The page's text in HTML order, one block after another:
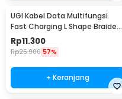
UGI Kabel Data Multifungsi
Fast Charging L Shape Braided
2A 2M USB Type C - W-009
Rp11.300
Rp25.900 57%
+ Keranjang